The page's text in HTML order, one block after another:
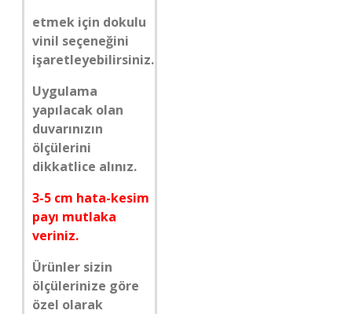
etmek için dokulu
vinil seçeneğini
işaretleyebilirsiniz.
Uygulama
yapılacak olan
duvarınızın
ölçülerini
dikkatlice alınız.
3-5 cm hata-kesim
payı mutlaka
veriniz.
Ürünler sizin
ölçülerinize göre
özel olarak